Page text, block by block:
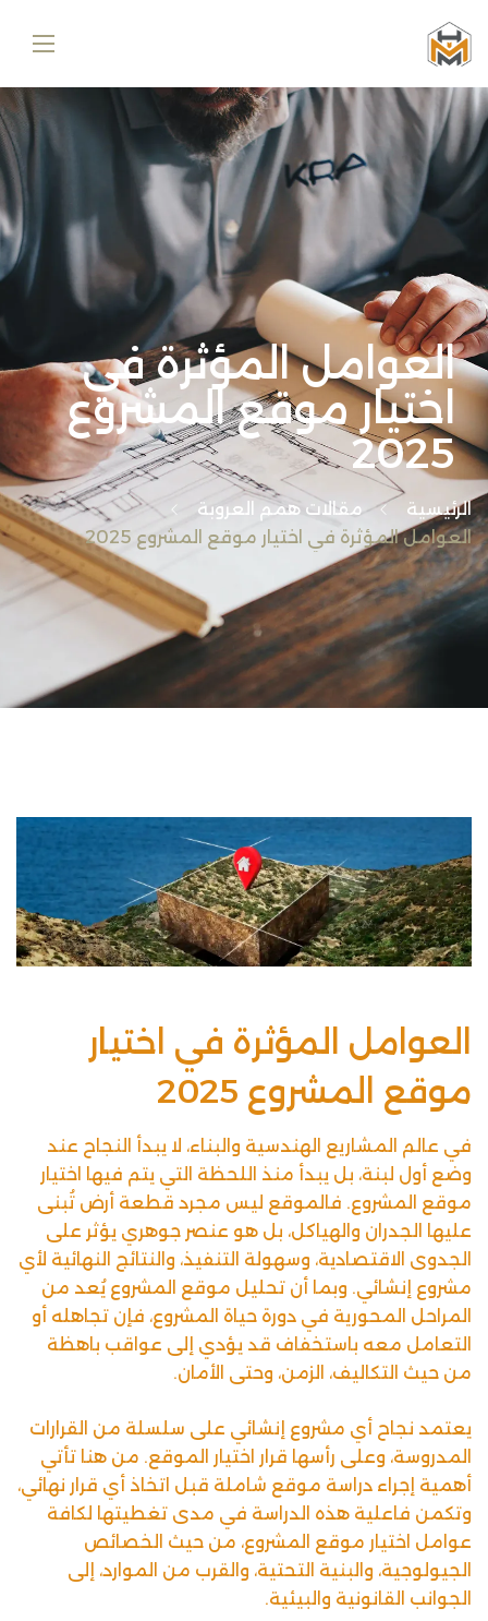
العوامل المؤثرة في
اختيار موقع المشروع
2025
الرئيسية
مقالات همم العروبة
العوامل المؤثرة في اختيار موقع المشروع 2025
العوامل المؤثرة في اختيار
موقع المشروع 2025
في عالم المشاريع الهندسية والبناء، لا يبدأ النجاح عند
وضع أول لبنة، بل يبدأ منذ اللحظة التي يتم فيها اختيار
موقع المشروع. فالموقع ليس مجرد قطعة أرض تُبنى
عليها الجدران والهياكل، بل هو عنصر جوهري يؤثر على
الجدوى الاقتصادية، وسهولة التنفيذ، والنتائج النهائية لأي
مشروع إنشائي. وبما أن تحليل موقع المشروع يُعد من
المراحل المحورية في دورة حياة المشروع، فإن تجاهله أو
التعامل معه باستخفاف قد يؤدي إلى عواقب باهظة
من حيث التكاليف، الزمن، وحتى الأمان.
يعتمد نجاح أي مشروع إنشائي على سلسلة من القرارات
المدروسة، وعلى رأسها قرار اختيار الموقع. من هنا تأتي
أهمية إجراء دراسة موقع شاملة قبل اتخاذ أي قرار نهائي،
وتكمن فاعلية هذه الدراسة في مدى تغطيتها لكافة
عوامل اختيار موقع المشروع، من حيث الخصائص
الجيولوجية، والبنية التحتية، والقرب من الموارد، إلى
الجوانب القانونية والبيئية.